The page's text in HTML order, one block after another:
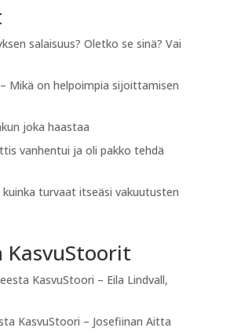
salaisuus? Oletko se sinä? Vai
Mikä on helpoimpia sijoittamisen
joka haastaa
vanhentui ja oli pakko tehdä
turvaat itseäsi vakuutusten
KasvuStoori – Eila Lindvall,
KasvuStoori – Josefiinan Aitta